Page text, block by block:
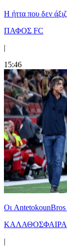
Η ήττα που δεν
ΠΑΦΟΣ FC
|
15:46
Oι
ΚΑΛΑΘΟΣΦΑΙΡΑ
|